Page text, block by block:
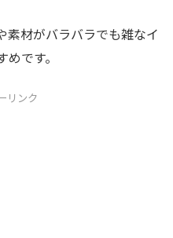
素材がバラバラでも雑なイ
です。
リンク